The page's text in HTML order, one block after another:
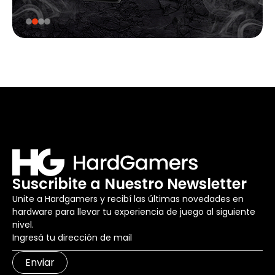
Suscribite a Nuestro Newsletter
Unite a Hardgamers y recibí las últimas novedades en
hardware para llevar tu experiencia de juego al siguiente
nivel.
Enviar